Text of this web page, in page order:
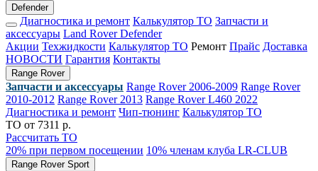
Defender
Диагностика и ремонт Калькулятор ТО Запчасти и
аксессуары Land Rover Defender
Акции Техжидкости Калькулятор ТО Ремонт Прайс Доставка
НОВОСТИ Гарантия Контакты
Range Rover
Запчасти и аксессуары Range Rover 2006-2009 Range Rover
2010-2012 Range Rover 2013 Range Rover L460 2022
Диагностика и ремонт Чип-тюнинг Калькулятор ТО
ТО от 7311 р.
Рассчитать ТО
20% при первом посещении 10% членам клуба LR-CLUB
Range Rover Sport